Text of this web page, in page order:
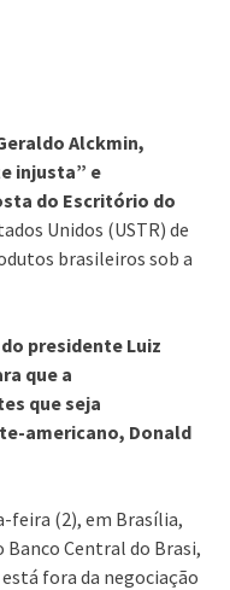
Alckmin,
injusta” e
do Escritório do
Unidos (USTR) de
brasileiros sob a
presidente Luiz
que a
que seja
americano, Donald
feira (2), em Brasília,
Central do Brasi,
fora da negociação